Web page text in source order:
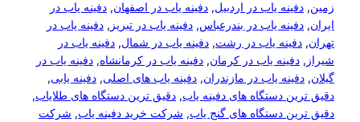
زمین, دفینه یاب در اردبیل, دفینه یاب در اصفهان, دفینه یاب در
ایران , دفینه یاب در بندرعباس, دفینه یاب در تبریز , دفینه یاب در
تهران , دفینه یاب در رشت, دفینه یاب در شمال, دفینه یاب در
شیراز, دفینه یاب در کرمان, دفینه یاب در کرمانشاه, دفینه یاب در
گیلان, دفینه یاب در مازندران , دفینه یاب های اصلی, دفینه یابی,
دقیق ترین دستگاه های دفینه یاب, دقیق ترین دستگاه های طلایاب,
دقیق ترین دستگاه های گنج یاب, شرکت خرید دفینه یاب, شرکت